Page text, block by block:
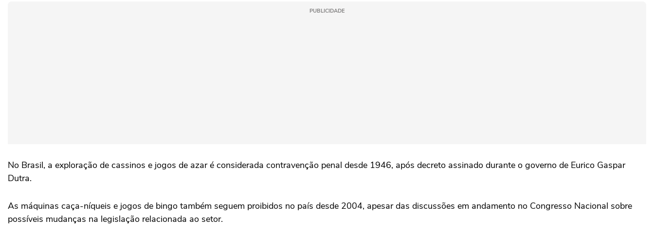
PUBLICIDADE
No Brasil, a exploração de cassinos e jogos de azar é considerada contravenção penal desde 1946, após decreto assinado durante o governo de Eurico Gaspar
Dutra.
As máquinas caça-níqueis e jogos de bingo também seguem proibidos no país desde 2004, apesar das discussões em andamento no Congresso Nacional sobre
possíveis mudanças na legislação relacionada ao setor.